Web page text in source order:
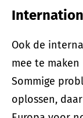
Ook de
mee te
Sommige
oplossen,